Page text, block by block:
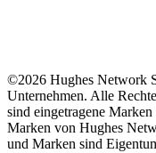
©2026 Hughes Network
Unternehmen. Alle
sind eingetragene
Marken von Hughes
und Marken sind